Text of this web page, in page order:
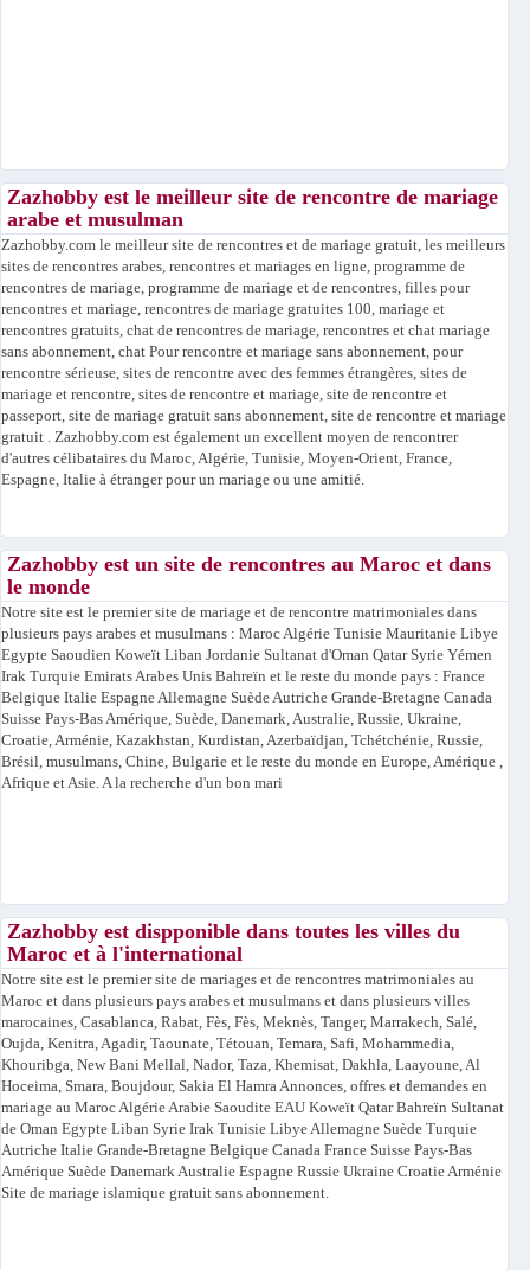
Zazhobby est le meilleur site de rencontre de mariage
arabe et musulman
Zazhobby.com le meilleur site de rencontres et de mariage gratuit, les meilleurs
sites de rencontres arabes, rencontres et mariages en ligne, programme de
rencontres de mariage, programme de mariage et de rencontres, filles pour
rencontres et mariage, rencontres de mariage gratuites 100, mariage et
rencontres gratuits, chat de rencontres de mariage, rencontres et chat mariage
sans abonnement, chat Pour rencontre et mariage sans abonnement, pour
rencontre sérieuse, sites de rencontre avec des femmes étrangères, sites de
mariage et rencontre, sites de rencontre et mariage, site de rencontre et
passeport, site de mariage gratuit sans abonnement, site de rencontre et mariage
gratuit . Zazhobby.com est également un excellent moyen de rencontrer
d'autres célibataires du Maroc, Algérie, Tunisie, Moyen-Orient, France,
Espagne, Italie à étranger pour un mariage ou une amitié.
Zazhobby est un site de rencontres au Maroc et dans
le monde
Notre site est le premier site de mariage et de rencontre matrimoniales dans
plusieurs pays arabes et musulmans : Maroc Algérie Tunisie Mauritanie Libye
Egypte Saoudien Koweït Liban Jordanie Sultanat d'Oman Qatar Syrie Yémen
Irak Turquie Emirats Arabes Unis Bahreïn et le reste du monde pays : France
Belgique Italie Espagne Allemagne Suède Autriche Grande-Bretagne Canada
Suisse Pays-Bas Amérique, Suède, Danemark, Australie, Russie, Ukraine,
Croatie, Arménie, Kazakhstan, Kurdistan, Azerbaïdjan, Tchétchénie, Russie,
Brésil, musulmans, Chine, Bulgarie et le reste du monde en Europe, Amérique ,
Afrique et Asie. A la recherche d'un bon mari
Zazhobby est dispponible dans toutes les villes du
Maroc et à l'international
Notre site est le premier site de mariages et de rencontres matrimoniales au
Maroc et dans plusieurs pays arabes et musulmans et dans plusieurs villes
marocaines, Casablanca, Rabat, Fès, Fès, Meknès, Tanger, Marrakech, Salé,
Oujda, Kenitra, Agadir, Taounate, Tétouan, Temara, Safi, Mohammedia,
Khouribga, New Bani Mellal, Nador, Taza, Khemisat, Dakhla, Laayoune, Al
Hoceima, Smara, Boujdour, Sakia El Hamra Annonces, offres et demandes en
mariage au Maroc Algérie Arabie Saoudite EAU Koweït Qatar Bahreïn Sultanat
de Oman Egypte Liban Syrie Irak Tunisie Libye Allemagne Suède Turquie
Autriche Italie Grande-Bretagne Belgique Canada France Suisse Pays-Bas
Amérique Suède Danemark Australie Espagne Russie Ukraine Croatie Arménie
Site de mariage islamique gratuit sans abonnement.